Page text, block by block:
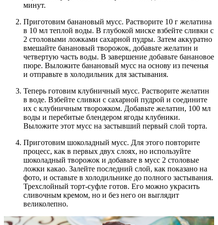
минут.
Приготовим банановый мусс. Растворите 10 г желатина
в 10 мл теплой воды. В глубокой миске взбейте сливки с
2 столовыми ложками сахарной пудры. Затем аккуратно
вмешайте банановый творожок, добавьте желатин и
четвертую часть воды. В завершение добавьте банановое
пюре. Выложите банановый мусс на основу из печенья
и отправьте в холодильник для застывания.
Теперь готовим клубничный мусс. Растворите желатин
в воде. Взбейте сливки с сахарной пудрой и соедините
их с клубничным творожком. Добавьте желатин, 100 мл
воды и перебитые блендером ягоды клубники.
Выложите этот мусс на застывший первый слой торта.
Приготовим шоколадный мусс. Для этого повторите
процесс, как в первых двух слоях, но используйте
шоколадный творожок и добавьте в мусс 2 столовые
ложки какао. Залейте последний слой, как показано на
фото, и оставьте в холодильнике до полного застывания.
Трехслойный торт-суфле готов. Его можно украсить
сливочным кремом, но и без него он выглядит
великолепно.